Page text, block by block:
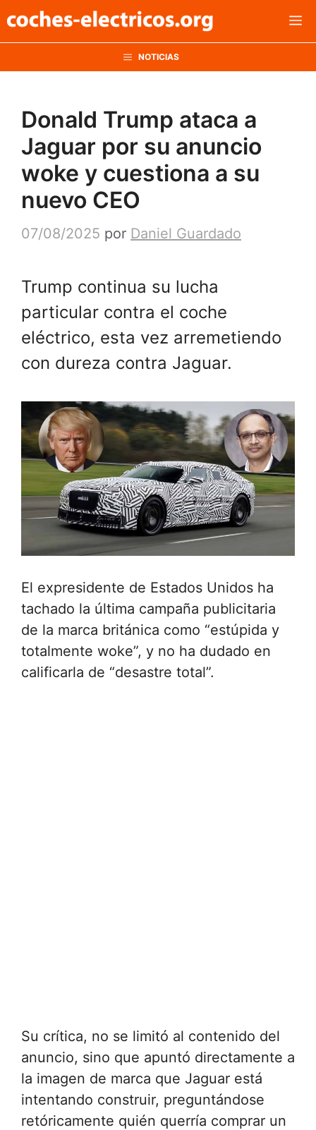
al
NOTICIAS
Donald Trump ataca a
Jaguar por su anuncio
woke y cuestiona a su
nuevo CEO
07/08/2025 por Daniel Guardado
Trump continua su lucha
particular contra el coche
eléctrico, esta vez arremetiendo
con dureza contra Jaguar.
El expresidente de Estados Unidos ha
tachado la última campaña publicitaria
de la marca británica como “estúpida y
totalmente woke”, y no ha dudado en
calificarla de “desastre total”.
Su crítica, no se limitó al contenido del
anuncio, sino que apuntó directamente a
la imagen de marca que Jaguar está
intentando construir, preguntándose
retóricamente quién querría comprar un